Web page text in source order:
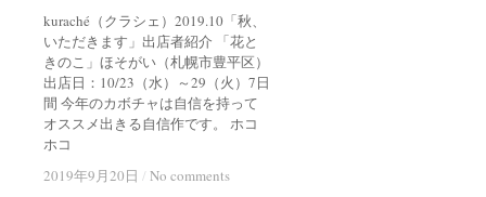
kuraché（クラシェ）2019.10「秋、
いただきます」出店者紹介 「花と
きのこ」ほそがい（札幌市豊平区）
出店日：10/23（水）～29（火）7日
間 今年のカボチャは自信を持って
オススメ出きる自信作です。 ホコ
ホコ
2019年9月20日 / No comments
2019年9月20日 / No comments